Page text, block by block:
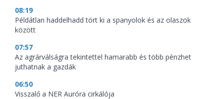
08:19
Példátlan haddelhadd tört ki a spanyolok és az olaszok
között
07:57
Az agrárválságra tekintettel hamarabb és több pénzhet
juthatnak a gazdák
06:50
Visszalő a NER Auróra cirkálója